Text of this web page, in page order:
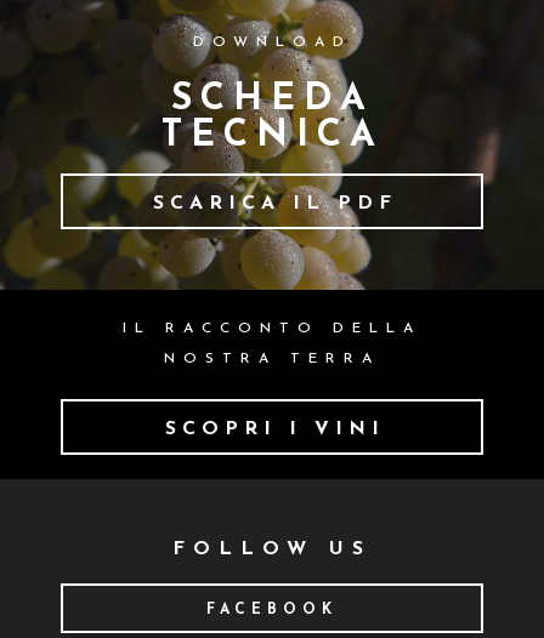
DOWNLOAD
SCHEDA
TECNICA
SCARICA IL PDF
IL RACCONTO DELLA
NOSTRA TERRA
SCOPRI I VINI
FOLLOW US
FACEBOOK